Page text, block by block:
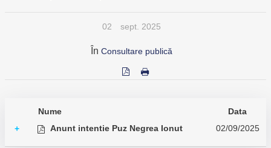
02 sept. 2025
În Consultare publică
Nume
Data
+
Anunt intentie Puz Negrea Ionut 02/09/2025